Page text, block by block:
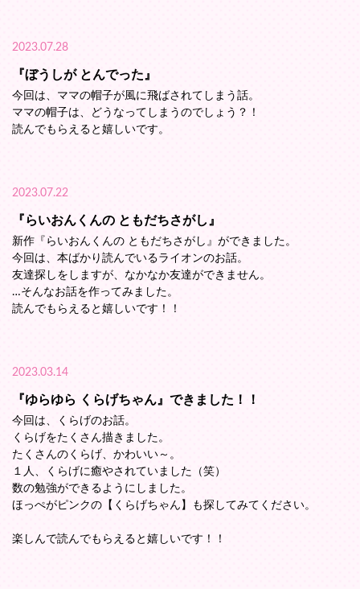
2023.07.28
『ぼうしが とんでった』
今回は、ママの帽子が風に飛ばされてしまう話。
ママの帽子は、どうなってしまうのでしょう？！
読んでもらえると嬉しいです。
2023.07.22
『らいおんくんの ともだちさがし』
新作『らいおんくんの ともだちさがし』ができました。
今回は、本ばかり読んでいるライオンのお話。
友達探しをしますが、なかなか友達ができません。
…そんなお話を作ってみました。
読んでもらえると嬉しいです！！
2023.03.14
『ゆらゆら くらげちゃん』できました！！
今回は、くらげのお話。
くらげをたくさん描きました。
たくさんのくらげ、かわいい～。
１人、くらげに癒やされていました（笑）
数の勉強ができるようにしました。
ほっぺがピンクの【くらげちゃん】も探してみてください。
楽しんで読んでもらえると嬉しいです！！